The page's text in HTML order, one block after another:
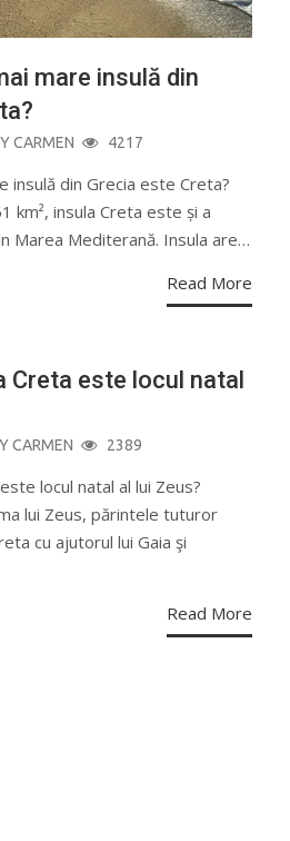
mare insulă din
CARMEN 4217
insulă din Grecia este Creta?
km², insula Creta este și a
Marea Mediterană. Insula are…
Read More
Creta este locul natal
CARMEN 2389
locul natal al lui Zeus?
lui Zeus, părintele tuturor
cu ajutorul lui Gaia şi
Read More